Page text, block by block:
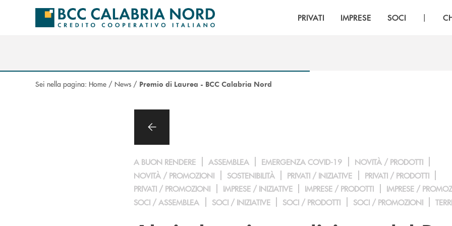
Salta al contenuto principale
PRIVATI IMPRESE SOCI |
Sei nella pagina: Home / News / Premio di Laurea - BCC Calabria Nord
A BUON RENDERE ASSEMBLEA EMERGENZA COVID-19
NOVITÀ / PRODOTTI
NOVITÀ / PROMOZIONI
SOSTENIBILITÀ PRIVATI / INIZIATIVE
PRIVATI / PRODOTTI
PRIVATI / PROMOZIONI
IMPRESE / INIZIATIVE IMPRESE / PRODOTTI
IMPRESE /
SOCI / ASSEMBLEA
SOCI / INIZIATIVE SOCI / PRODOTTI SOCI / PROMOZIONI